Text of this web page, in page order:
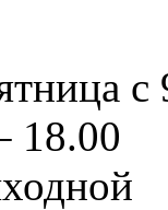
с
18.00